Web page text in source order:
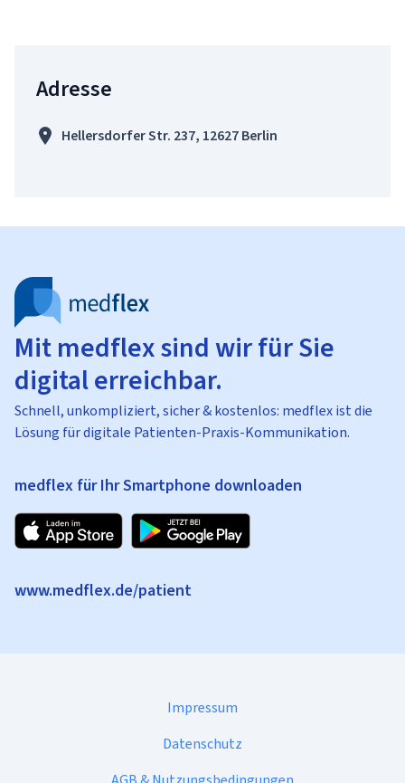
Adresse
Hellersdorfer Str. 237, 12627 Berlin
Mit medflex sind wir für Sie
digital erreichbar.
Schnell, unkompliziert, sicher & kostenlos: medflex ist die
Lösung für digitale Patienten-Praxis-Kommunikation.
medflex für Ihr Smartphone downloaden
www.medflex.de/patient
Impressum
Datenschutz